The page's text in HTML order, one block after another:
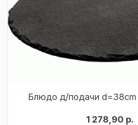
Блюдо д/подачи d=38cm
1 278,90 р.